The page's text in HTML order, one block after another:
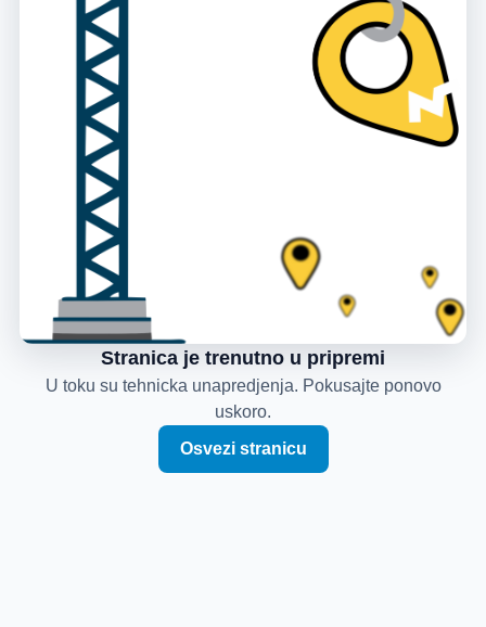
Stranica je trenutno u pripremi
U toku su tehnicka unapredjenja. Pokusajte ponovo
uskoro.
Osvezi stranicu